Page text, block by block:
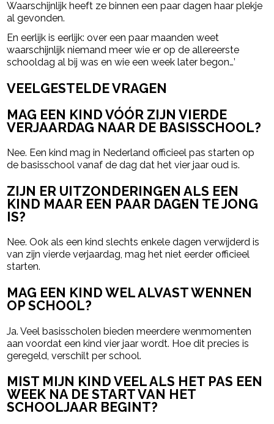
Waarschijnlijk heeft ze binnen een paar dagen haar plekje
al gevonden.
En eerlijk is eerlijk: over een paar maanden weet
waarschijnlijk niemand meer wie er op de allereerste
schooldag al bij was en wie een week later begon…’
VEELGESTELDE VRAGEN
MAG EEN KIND VÓÓR ZIJN VIERDE
VERJAARDAG NAAR DE BASISSCHOOL?
Nee. Een kind mag in Nederland officieel pas starten op
de basisschool vanaf de dag dat het vier jaar oud is.
ZIJN ER UITZONDERINGEN ALS EEN
KIND MAAR EEN PAAR DAGEN TE JONG
IS?
Nee. Ook als een kind slechts enkele dagen verwijderd is
van zijn vierde verjaardag, mag het niet eerder officieel
starten.
MAG EEN KIND WEL ALVAST WENNEN
OP SCHOOL?
Ja. Veel basisscholen bieden meerdere wenmomenten
aan voordat een kind vier jaar wordt. Hoe dit precies is
geregeld, verschilt per school.
MIST MIJN KIND VEEL ALS HET PAS EEN
WEEK NA DE START VAN HET
SCHOOLJAAR BEGINT?